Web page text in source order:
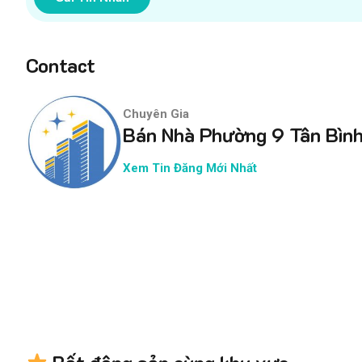
Contact
Chuyên Gia
Bán Nhà Phường 9 Tân
Xem Tin Đăng Mới Nhất